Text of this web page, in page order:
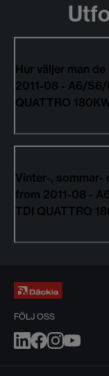
Hur väljer man
2011-08 - A6/S6/
QUATTRO
Vinter-, sommar-
from 2011-08 -
TDI QUATTRO
FÖLJ OSS